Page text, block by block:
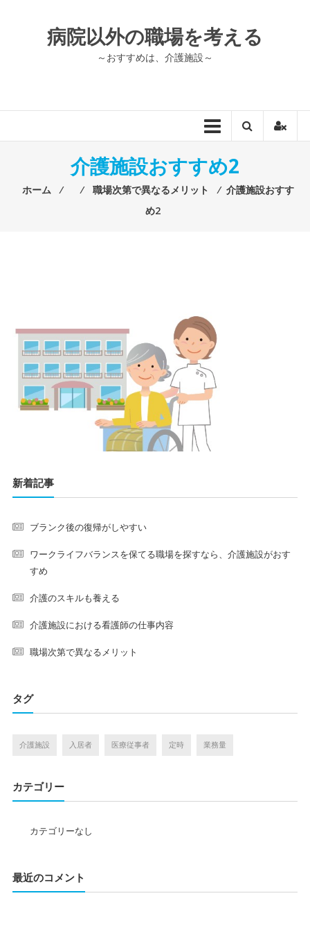
病院以外の職場を考える
～おすすめは、介護施設～
介護施設おすすめ2
ホーム ⁄ ⁄ 職場次第で異なるメリット ⁄ 介護施設おすす
め2
新着記事
ブランク後の復帰がしやすい
ワークライフバランスを保てる職場を探すなら、介護施設がおす
すめ
介護のスキルも養える
介護施設における看護師の仕事内容
職場次第で異なるメリット
タグ
介護施設 入居者 医療従事者 定時 業務量
カテゴリー
カテゴリーなし
最近のコメント